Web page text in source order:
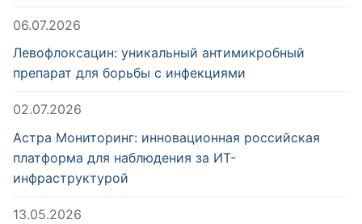
06.07.2026
Левофлоксацин: уникальный антимикробный
препарат для борьбы с инфекциями
02.07.2026
Астра Мониторинг: инновационная российская
платформа для наблюдения за ИТ-
инфраструктурой
13.05.2026